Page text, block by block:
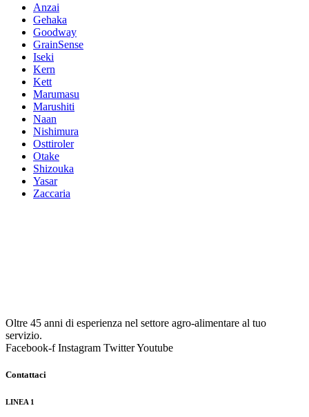
Anzai
Gehaka
Goodway
GrainSense
Iseki
Kern
Kett
Marumasu
Marushiti
Naan
Nishimura
Osttiroler
Otake
Shizouka
Yasar
Zaccaria
Oltre 45 anni di esperienza nel settore agro-alimentare al tuo
servizio.
Facebook-f Instagram TwitterYoutube
Contattaci
LINEA 1